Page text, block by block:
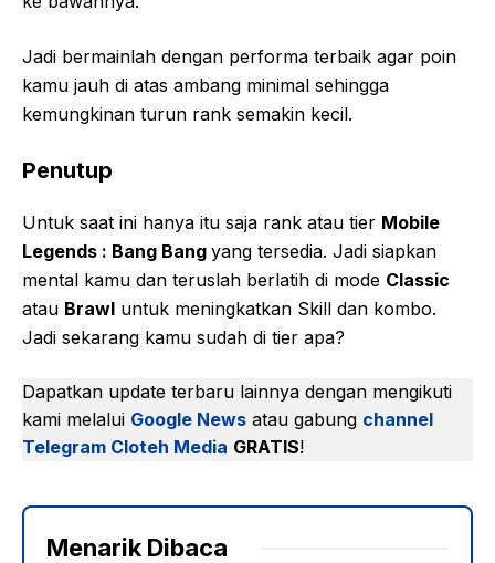
Jadi bermainlah dengan performa terbaik agar poin
kamu jauh di atas ambang minimal sehingga
kemungkinan turun rank semakin kecil.
Penutup
Untuk saat ini hanya itu saja rank atau tier Mobile
Legends : Bang Bang yang tersedia. Jadi siapkan
mental kamu dan teruslah berlatih di mode Classic
atau Brawl untuk meningkatkan Skill dan kombo.
Jadi sekarang kamu sudah di tier apa?
Dapatkan update terbaru lainnya dengan mengikuti
kami melalui Google News atau gabung channel
Telegram Cloteh Media GRATIS!
Menarik Dibaca